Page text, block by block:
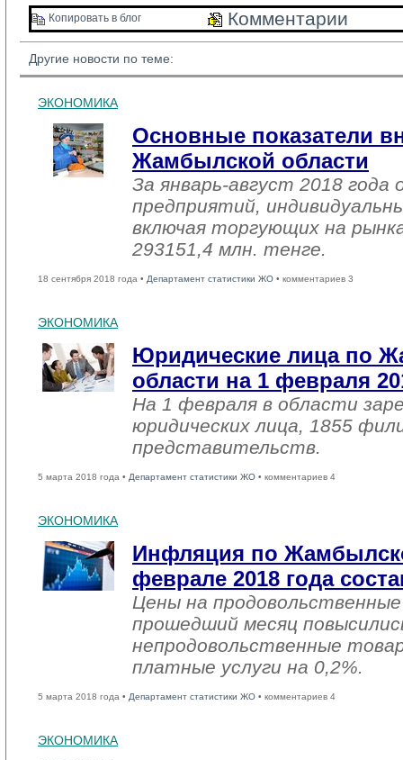
Копировать в блог Комментарии
Другие новости по теме:
ЭКОНОМИКА
Основные показатели
Жамбылской области
За январь-август 2018
предприятий,
включая торгующих на
293151,4 млн. тенге.
18 сентября 2018 года • Департамент статистики ЖО • комментариев 3
ЭКОНОМИКА
Юридические лица по
области на 1 февраля
На 1 февраля в области
юридических лица, 1855
представительств.
5 марта 2018 года • Департамент статистики ЖО • комментариев 4
ЭКОНОМИКА
Инфляция по
феврале 2018 года
Цены на
прошедший месяц
непродовольственные
платные услуги на 0,2%.
5 марта 2018 года • Департамент статистики ЖО • комментариев 4
ЭКОНОМИКА